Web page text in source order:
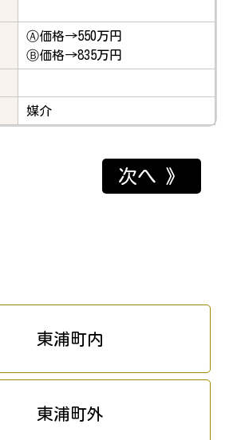
Ⓐ価格→550万円
Ⓑ価格→835万円
媒介
次へ 》
東浦町内
東浦町外